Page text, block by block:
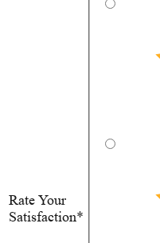
Rate Your
Satisfaction*